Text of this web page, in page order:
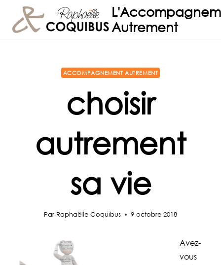
contenu
Autrement
ACCOMPAGNEMENT AUTREMENT
choisir
autrement
sa vie
Par Raphaëlle Coquibus 9 octobre 2018
Avez-
vous